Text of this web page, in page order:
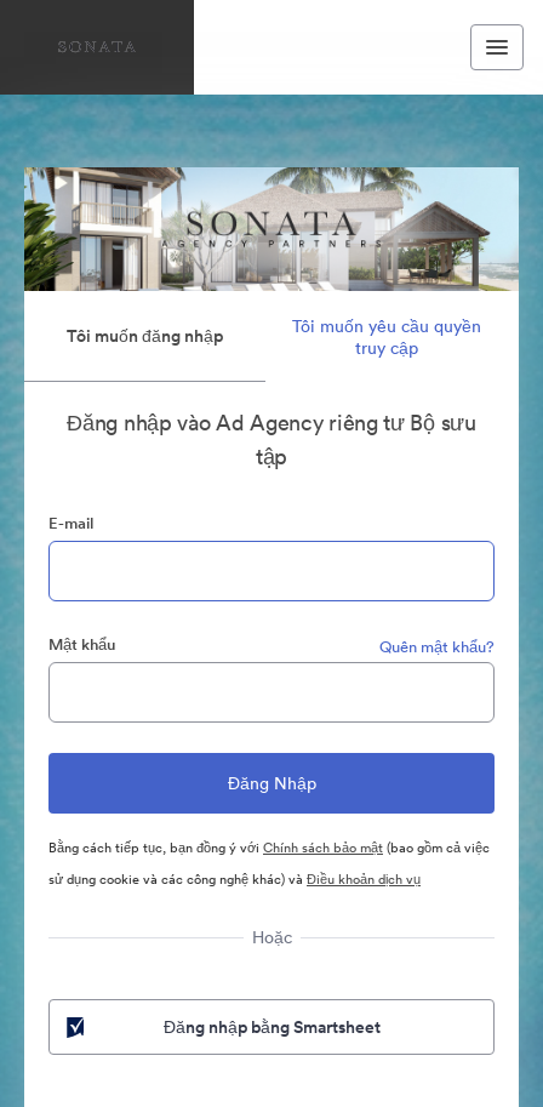
Tôi muốn đăng nhập
Tôi muốn yêu cầu quyền
truy cập
Đăng nhập vào Ad Agency riêng tư Bộ sưu
tập
E-mail
Mật khẩu Quên mật khẩu?
Bằng cách tiếp tục, bạn đồng ý với Chính sách bảo mật(bao gồm cả việc
sử dụng cookie và các công nghệ khác) và Điều khoản dịch vụ
Hoặc
Đăng nhập bằng Smartsheet